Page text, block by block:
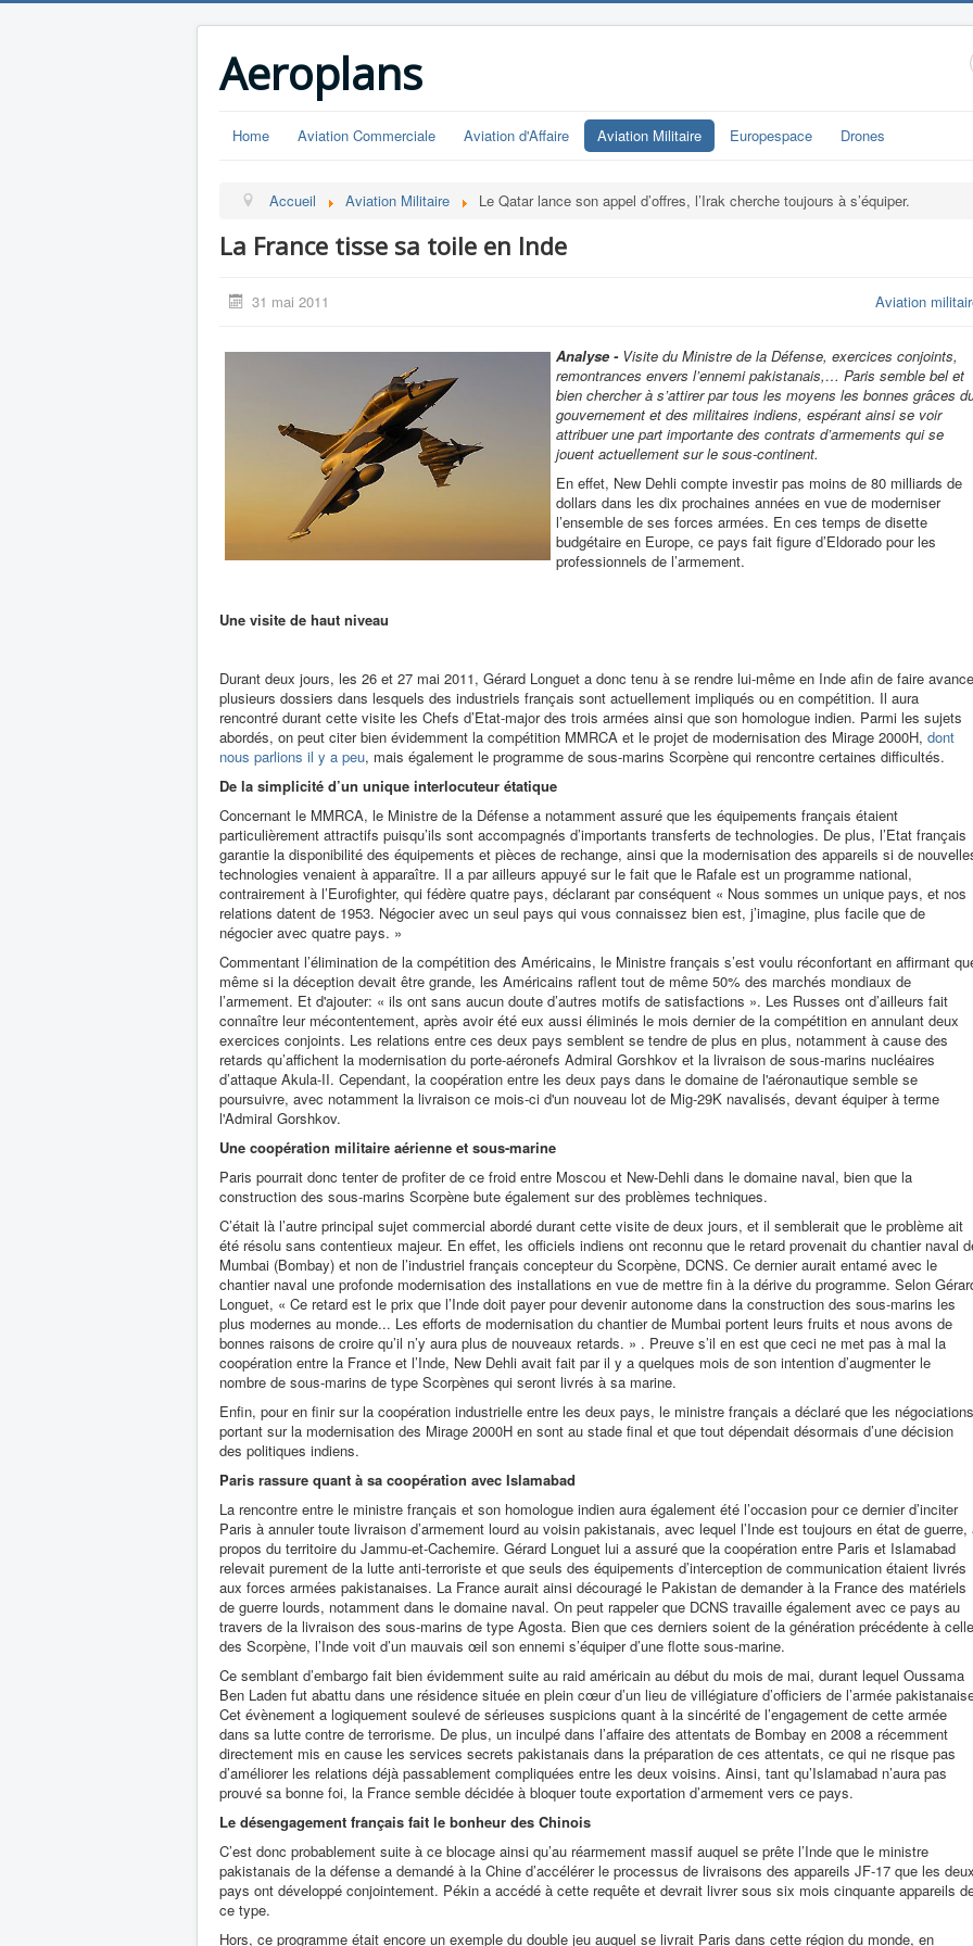
Aeroplans
Home Aviation Commerciale Aviation d'Affaire Aviation Militaire Europespace Drones
Accueil Aviation Militaire Le Qatar lance son appel d’offres, l’Irak cherche toujours à s’équiper.
La France tisse sa toile en Inde
31 mai 2011 Aviation
Analyse - Visite du Ministre de la Défense, exercices conjoints,
remontrances envers l’ennemi pakistanais,… Paris semble bel et
bien chercher à s’attirer par tous les moyens les bonnes grâces
gouvernement et des militaires indiens, espérant ainsi se voir
attribuer une part importante des contrats d’armements qui se
jouent actuellement sur le sous-continent.
En effet, New Dehli compte investir pas moins de 80 milliards de
dollars dans les dix prochaines années en vue de moderniser
l’ensemble de ses forces armées. En ces temps de disette
budgétaire en Europe, ce pays fait figure d’Eldorado pour les
professionnels de l’armement.
Une visite de haut niveau
Durant deux jours, les 26 et 27 mai 2011, Gérard Longuet a donc tenu à se rendre lui-même en Inde afin de faire
plusieurs dossiers dans lesquels des industriels français sont actuellement impliqués ou en compétition. Il aura
rencontré durant cette visite les Chefs d’Etat-major des trois armées ainsi que son homologue indien. Parmi les sujets
abordés, on peut citer bien évidemment la compétition MMRCA et le projet de modernisation des Mirage 2000H, dont
nous parlions il y a peu, mais également le programme de sous-marins Scorpène qui rencontre certaines difficultés.
De la simplicité d’un unique interlocuteur étatique
Concernant le MMRCA, le Ministre de la Défense a notamment assuré que les équipements français étaient
particulièrement attractifs puisqu’ils sont accompagnés d’importants transferts de technologies. De plus, l’Etat français
garantie la disponibilité des équipements et pièces de rechange, ainsi que la modernisation des appareils si de
technologies venaient à apparaître. Il a par ailleurs appuyé sur le fait que le Rafale est un programme national,
contrairement à l’Eurofighter, qui fédère quatre pays, déclarant par conséquent « Nous sommes un unique pays, et nos
relations datent de 1953. Négocier avec un seul pays qui vous connaissez bien est, j’imagine, plus facile que de
négocier avec quatre pays. »
Commentant l’élimination de la compétition des Américains, le Ministre français s’est voulu réconfortant en affirmant
même si la déception devait être grande, les Américains raflent tout de même 50% des marchés mondiaux de
l’armement. Et d'ajouter: « ils ont sans aucun doute d’autres motifs de satisfactions ». Les Russes ont d’ailleurs fait
connaître leur mécontentement, après avoir été eux aussi éliminés le mois dernier de la compétition en annulant deux
exercices conjoints. Les relations entre ces deux pays semblent se tendre de plus en plus, notamment à cause des
retards qu’affichent la modernisation du porte-aéronefs Admiral Gorshkov et la livraison de sous-marins nucléaires
d’attaque Akula-II. Cependant, la coopération entre les deux pays dans le domaine de l'aéronautique semble se
poursuivre, avec notamment la livraison ce mois-ci d'un nouveau lot de Mig-29K navalisés, devant équiper à terme
l'Admiral Gorshkov.
Une coopération militaire aérienne et sous-marine
Paris pourrait donc tenter de profiter de ce froid entre Moscou et New-Dehli dans le domaine naval, bien que la
construction des sous-marins Scorpène bute également sur des problèmes techniques.
C’était là l’autre principal sujet commercial abordé durant cette visite de deux jours, et il semblerait que le problème ait
été résolu sans contentieux majeur. En effet, les officiels indiens ont reconnu que le retard provenait du chantier naval
Mumbai (Bombay) et non de l’industriel français concepteur du Scorpène, DCNS. Ce dernier aurait entamé avec le
chantier naval une profonde modernisation des installations en vue de mettre fin à la dérive du programme. Selon
Longuet, « Ce retard est le prix que l’Inde doit payer pour devenir autonome dans la construction des sous-marins les
plus modernes au monde... Les efforts de modernisation du chantier de Mumbai portent leurs fruits et nous avons de
bonnes raisons de croire qu’il n’y aura plus de nouveaux retards. » . Preuve s’il en est que ceci ne met pas à mal la
coopération entre la France et l’Inde, New Dehli avait fait par il y a quelques mois de son intention d’augmenter le
nombre de sous-marins de type Scorpènes qui seront livrés à sa marine.
Enfin, pour en finir sur la coopération industrielle entre les deux pays, le ministre français a déclaré que les négociations
portant sur la modernisation des Mirage 2000H en sont au stade final et que tout dépendait désormais d’une décision
des politiques indiens.
Paris rassure quant à sa coopération avec Islamabad
La rencontre entre le ministre français et son homologue indien aura également été l’occasion pour ce dernier d’inciter
Paris à annuler toute livraison d’armement lourd au voisin pakistanais, avec lequel l’Inde est toujours en état de guerre,
propos du territoire du Jammu-et-Cachemire. Gérard Longuet lui a assuré que la coopération entre Paris et Islamabad
relevait purement de la lutte anti-terroriste et que seuls des équipements d’interception de communication étaient livrés
aux forces armées pakistanaises. La France aurait ainsi découragé le Pakistan de demander à la France des matériels
de guerre lourds, notamment dans le domaine naval. On peut rappeler que DCNS travaille également avec ce pays au
travers de la livraison des sous-marins de type Agosta. Bien que ces derniers soient de la génération précédente à celle
des Scorpène, l’Inde voit d’un mauvais œil son ennemi s’équiper d’une flotte sous-marine.
Ce semblant d’embargo fait bien évidemment suite au raid américain au début du mois de mai, durant lequel Oussama
Ben Laden fut abattu dans une résidence située en plein cœur d’un lieu de villégiature d’officiers de l’armée
Cet évènement a logiquement soulevé de sérieuses suspicions quant à la sincérité de l’engagement de cette armée
dans sa lutte contre de terrorisme. De plus, un inculpé dans l’affaire des attentats de Bombay en 2008 a récemment
directement mis en cause les services secrets pakistanais dans la préparation de ces attentats, ce qui ne risque pas
d’améliorer les relations déjà passablement compliquées entre les deux voisins. Ainsi, tant qu’Islamabad n’aura pas
prouvé sa bonne foi, la France semble décidée à bloquer toute exportation d’armement vers ce pays.
Le désengagement français fait le bonheur des Chinois
C’est donc probablement suite à ce blocage ainsi qu’au réarmement massif auquel se prête l’Inde que le ministre
pakistanais de la défense a demandé à la Chine d’accélérer le processus de livraisons des appareils JF-17 que les deux
pays ont développé conjointement. Pékin a accédé à cette requête et devrait livrer sous six mois cinquante appareils
ce type.
Hors, ce programme était encore un exemple du double jeu auquel se livrait Paris dans cette région du monde, en